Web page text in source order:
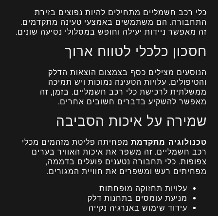
כלי רכב חשמליים מתחילים להיות נפוצים בזירת
התחבורה. הם משתמשים באמצעי טעינה מתקדמים.
זה מאפשר ניידות יעילה וחופש במסלולי נסיעה שונים.
חסכון כלכלי לטווח ארוך
הנוסעים מצילים כסף בצמצום הוצאות הדלק
והטיפולים. עלויות הטעינה נמוכות ויש תמיכה
ממשלתית לרכישת כלי רכב חשמליים. בזמן, זה
מאפשר להשקיע בדברים חשובים אחרים.
שמירה על איכות הסביבה
טכנולוגיה מתקדמת מפחיתה פליטת מזהמים מכלי
רכב חשמליים. זה משפר את איכות האוויר בערים
צפופות. כלי תחבורה נטענים פועלים בדממה,
מפחיתים רעש ומשפרים את חוויית המגורים.
עלויות תחזוקה מופחתות
מניעת עומסים בתחנות דלק
עידוד שימוש באנרגיה נקייה